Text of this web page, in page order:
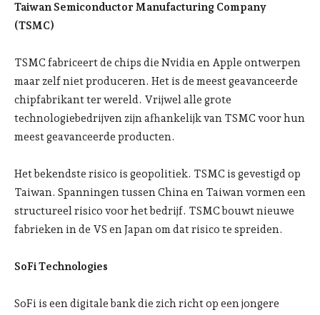
Taiwan Semiconductor Manufacturing Company
(TSMC)
TSMC fabriceert de chips die Nvidia en Apple ontwerpen
maar zelf niet produceren. Het is de meest geavanceerde
chipfabrikant ter wereld. Vrijwel alle grote
technologiebedrijven zijn afhankelijk van TSMC voor hun
meest geavanceerde producten.
Het bekendste risico is geopolitiek. TSMC is gevestigd op
Taiwan. Spanningen tussen China en Taiwan vormen een
structureel risico voor het bedrijf. TSMC bouwt nieuwe
fabrieken in de VS en Japan om dat risico te spreiden.
SoFi Technologies
SoFi is een digitale bank die zich richt op een jongere